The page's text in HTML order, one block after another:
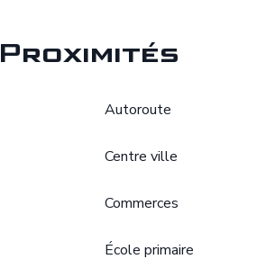
Proximités
Autoroute
Centre ville
Commerces
École primaire